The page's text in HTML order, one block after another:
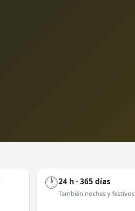
🕐24 h · 365 días
También noches y festivos